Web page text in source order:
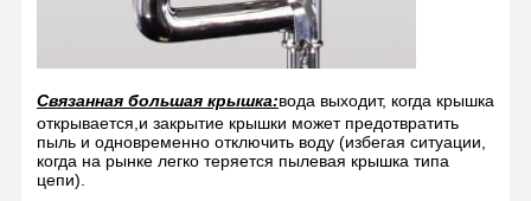
Связанная большая крышка:вода выходит, когда крышка
открывается,и закрытие крышки может предотвратить
пыль и одновременно отключить воду (избегая ситуации,
когда на рынке легко теряется пылевая крышка типа
цепи).